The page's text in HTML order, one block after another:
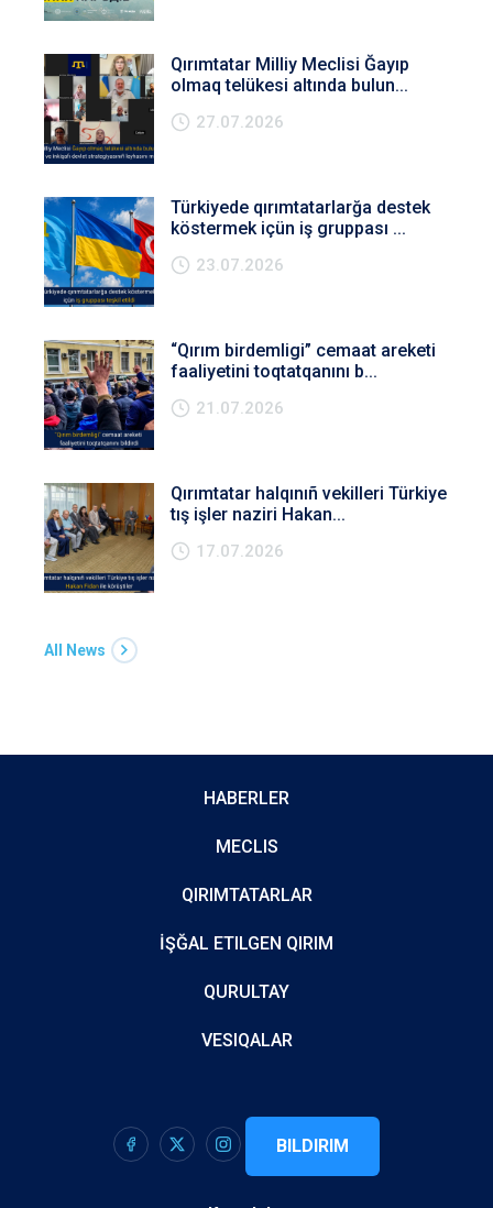
Qırımtatar Milliy Meclisi Ğayıp
olmaq telükesi altında bulun...
27.07.2026
Türkiyede qırımtatarlarğa destek
köstermek içün iş gruppası ...
23.07.2026
“Qırım birdemligi” cemaat areketi
faaliyetini toqtatqanını b...
21.07.2026
Qırımtatar halqınıñ vekilleri Türkiye
tış işler naziri Hakan...
17.07.2026
All News
HABERLER
MECLIS
QIRIMTATARLAR
İŞĞAL ETILGEN QIRIM
QURULTAY
VESIQALAR
BILDIRIM